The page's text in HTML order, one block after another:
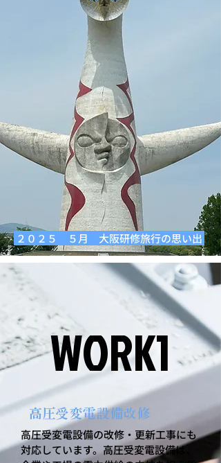
２０２５ ５月 大阪研修旅行の思い出
WORK1
WORK1
高圧受変電設備改修
高圧受変電設備の改修・更新工事にも
対応しています。高圧受変電設備は、